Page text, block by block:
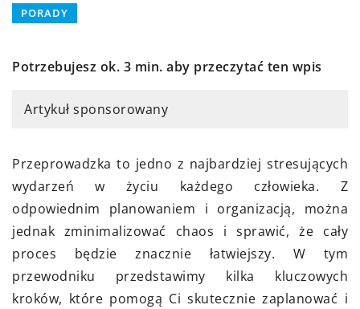
PORADY
Potrzebujesz ok. 3 min. aby przeczytać ten wpis
Artykuł sponsorowany
Przeprowadzka to jedno z najbardziej stresujących
wydarzeń w życiu każdego człowieka. Z
odpowiednim planowaniem i organizacją, można
jednak zminimalizować chaos i sprawić, że cały
proces będzie znacznie łatwiejszy. W tym
przewodniku przedstawimy kilka kluczowych
kroków, które pomogą Ci skutecznie zaplanować i